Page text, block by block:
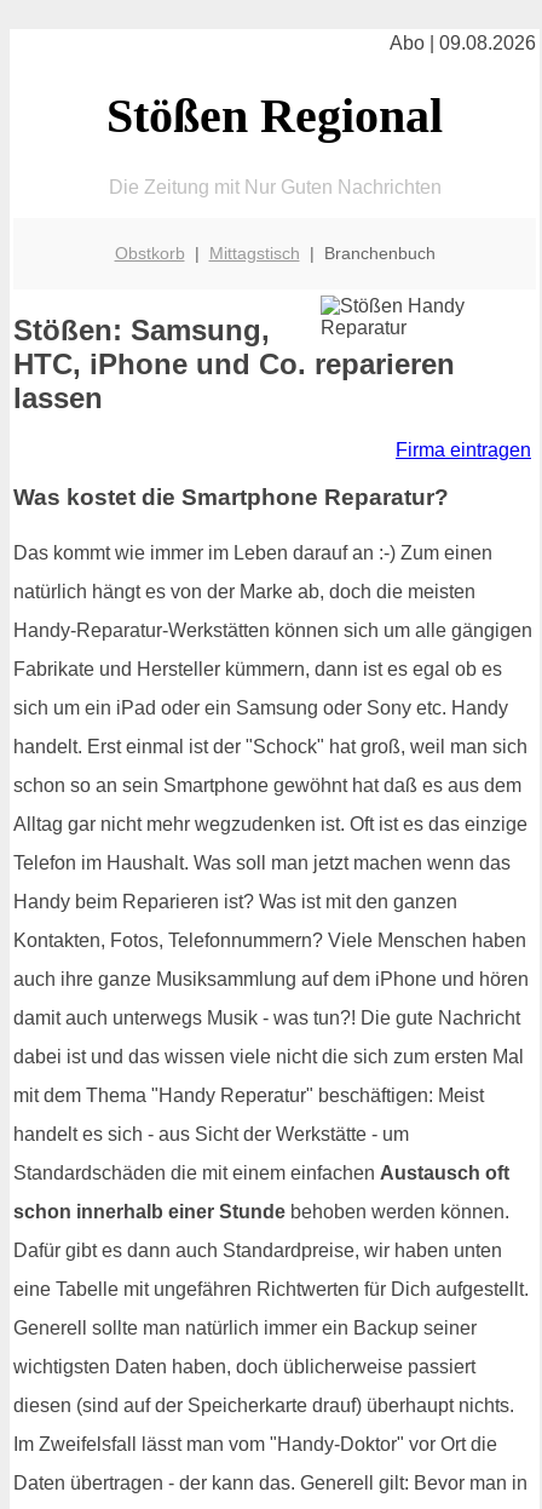
Abo | 09.08.2026
Stößen Regional
Die Zeitung mit Nur Guten Nachrichten
Obstkorb | Mittagstisch | Branchenbuch
Stößen: Samsung,
HTC, iPhone und Co. reparieren
lassen
Firma eintragen
Was kostet die Smartphone Reparatur?
Das kommt wie immer im Leben darauf an :-) Zum einen
natürlich hängt es von der Marke ab, doch die meisten
Handy-Reparatur-Werkstätten können sich um alle gängigen
Fabrikate und Hersteller kümmern, dann ist es egal ob es
sich um ein iPad oder ein Samsung oder Sony etc. Handy
handelt. Erst einmal ist der "Schock" hat groß, weil man sich
schon so an sein Smartphone gewöhnt hat daß es aus dem
Alltag gar nicht mehr wegzudenken ist. Oft ist es das einzige
Telefon im Haushalt. Was soll man jetzt machen wenn das
Handy beim Reparieren ist? Was ist mit den ganzen
Kontakten, Fotos, Telefonnummern? Viele Menschen haben
auch ihre ganze Musiksammlung auf dem iPhone und hören
damit auch unterwegs Musik - was tun?! Die gute Nachricht
dabei ist und das wissen viele nicht die sich zum ersten Mal
mit dem Thema "Handy Reperatur" beschäftigen: Meist
handelt es sich - aus Sicht der Werkstätte - um
Standardschäden die mit einem einfachen Austausch oft
schon innerhalb einer Stunde behoben werden können.
Dafür gibt es dann auch Standardpreise, wir haben unten
eine Tabelle mit ungefähren Richtwerten für Dich aufgestellt.
Generell sollte man natürlich immer ein Backup seiner
wichtigsten Daten haben, doch üblicherweise passiert
diesen (sind auf der Speicherkarte drauf) überhaupt nichts.
Im Zweifelsfall lässt man vom "Handy-Doktor" vor Ort die
Daten übertragen - der kann das. Generell gilt: Bevor man in